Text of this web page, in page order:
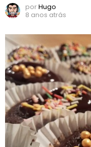
porHugo
8 anos atrás